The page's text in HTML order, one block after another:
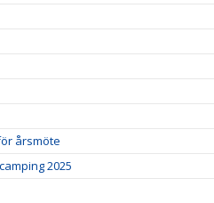
årsmöte
2025